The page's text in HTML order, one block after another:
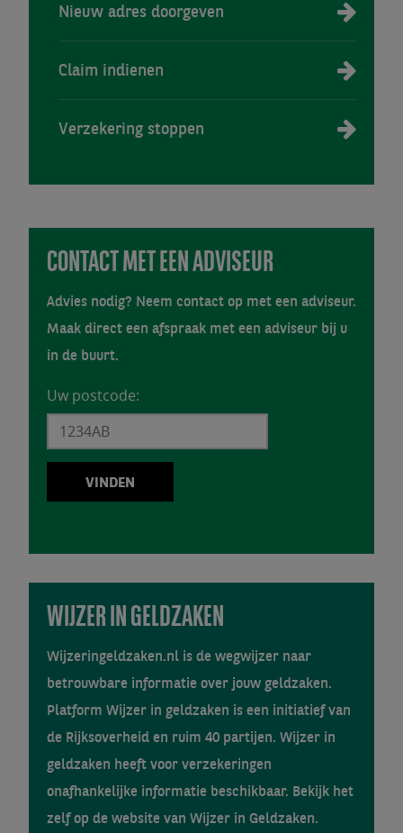
Nieuw adres doorgeven
Claim indienen
Verzekering stoppen
CONTACT MET EEN ADVISEUR
Advies nodig? Neem contact op met een adviseur.
Maak direct een afspraak met een adviseur bij u
in de buurt.
BNP Advisor Mini Search
Uw postcode:
VINDEN
WIJZER IN GELDZAKEN
Wijzeringeldzaken.nl is de wegwijzer naar
betrouwbare informatie over jouw geldzaken.
Platform Wijzer in geldzaken is een initiatief van
de Rijksoverheid en ruim 40 partijen. Wijzer in
geldzaken heeft voor verzekeringen
onafhankelijke informatie beschikbaar. Bekijk het
zelf op de website van Wijzer in Geldzaken.